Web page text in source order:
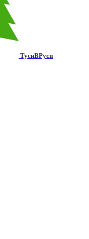
ТусиВРуси